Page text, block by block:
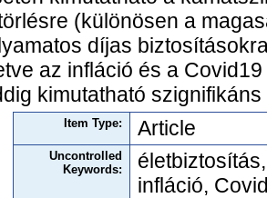
(különösen a
díjas
az infláció és a
kimutatható
Item Type: Article
Uncontrolled
Keywords:
infláció,